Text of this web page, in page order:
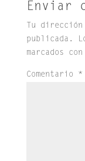
Enviar
Tu
publicada.
marcados con
Comentario *